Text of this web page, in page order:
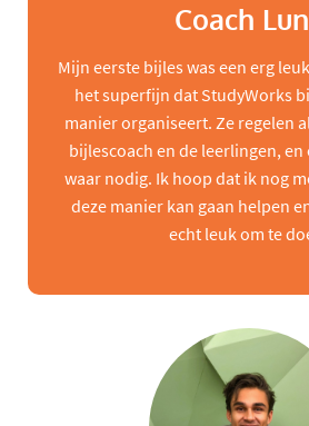
Coach
Mijn eerste bijles was een erg
het superfijn dat StudyWorks
manier organiseert. Ze regelen
bijlescoach en de leerlingen,
waar nodig. Ik hoop dat ik nog
deze manier kan gaan helpen
echt leuk om te